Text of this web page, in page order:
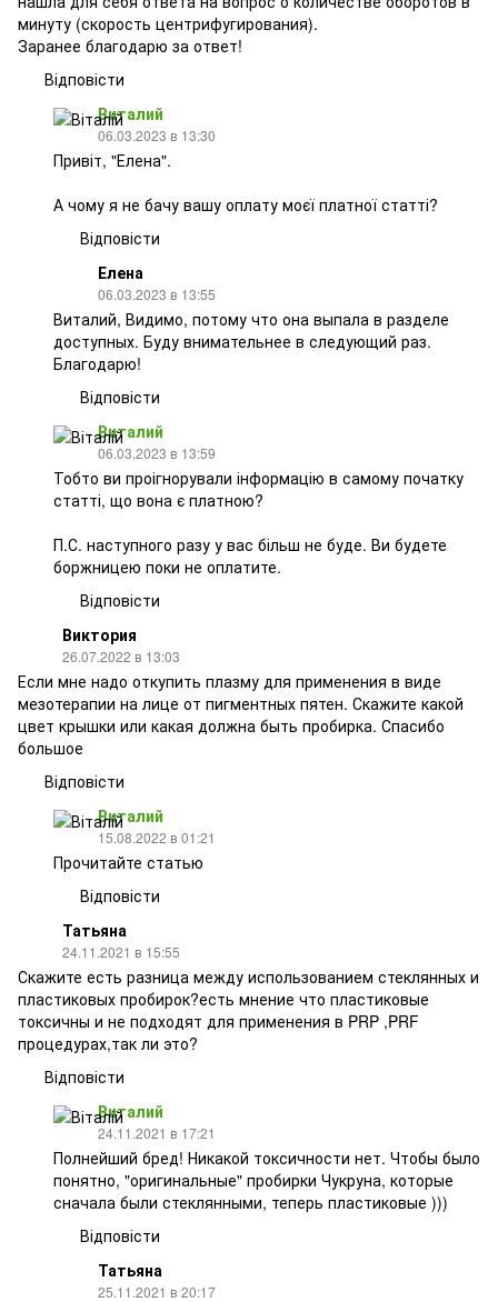
минуту (скорость центрифугирования).
Заранее благодарю за ответ!
Відповісти
Виталий
06.03.2023 в 13:30
Привіт, "Елена".
А чому я не бачу вашу оплату моєї платної статті?
Відповісти
Елена
06.03.2023 в 13:55
Виталий, Видимо, потому что она выпала в разделе
доступных. Буду внимательнее в следующий раз.
Благодарю!
Відповісти
Виталий
06.03.2023 в 13:59
Тобто ви проігнорували інформацію в самому початку
статті, що вона є платною?
П.С. наступного разу у вас більш не буде. Ви будете
боржницею поки не оплатите.
Відповісти
Виктория
26.07.2022 в 13:03
Если мне надо откупить плазму для применения в виде
мезотерапии на лице от пигментных пятен. Скажите какой
цвет крышки или какая должна быть пробирка. Спасибо
большое
Відповісти
Виталий
15.08.2022 в 01:21
Прочитайте статью
Відповісти
Татьяна
24.11.2021 в 15:55
Скажите есть разница между использованием стеклянных и
пластиковых пробирок?есть мнение что пластиковые
токсичны и не подходят для применения в PRP ,PRF
процедурах,так ли это?
Відповісти
Виталий
24.11.2021 в 17:21
Полнейший бред! Никакой токсичности нет. Чтобы было
понятно, "оригинальные" пробирки Чукруна, которые
сначала были стеклянными, теперь пластиковые )))
Відповісти
Татьяна
25.11.2021 в 20:17